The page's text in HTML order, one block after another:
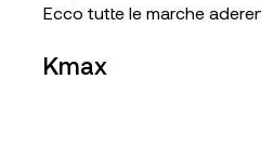
Ecco tutte le marche
Kmax